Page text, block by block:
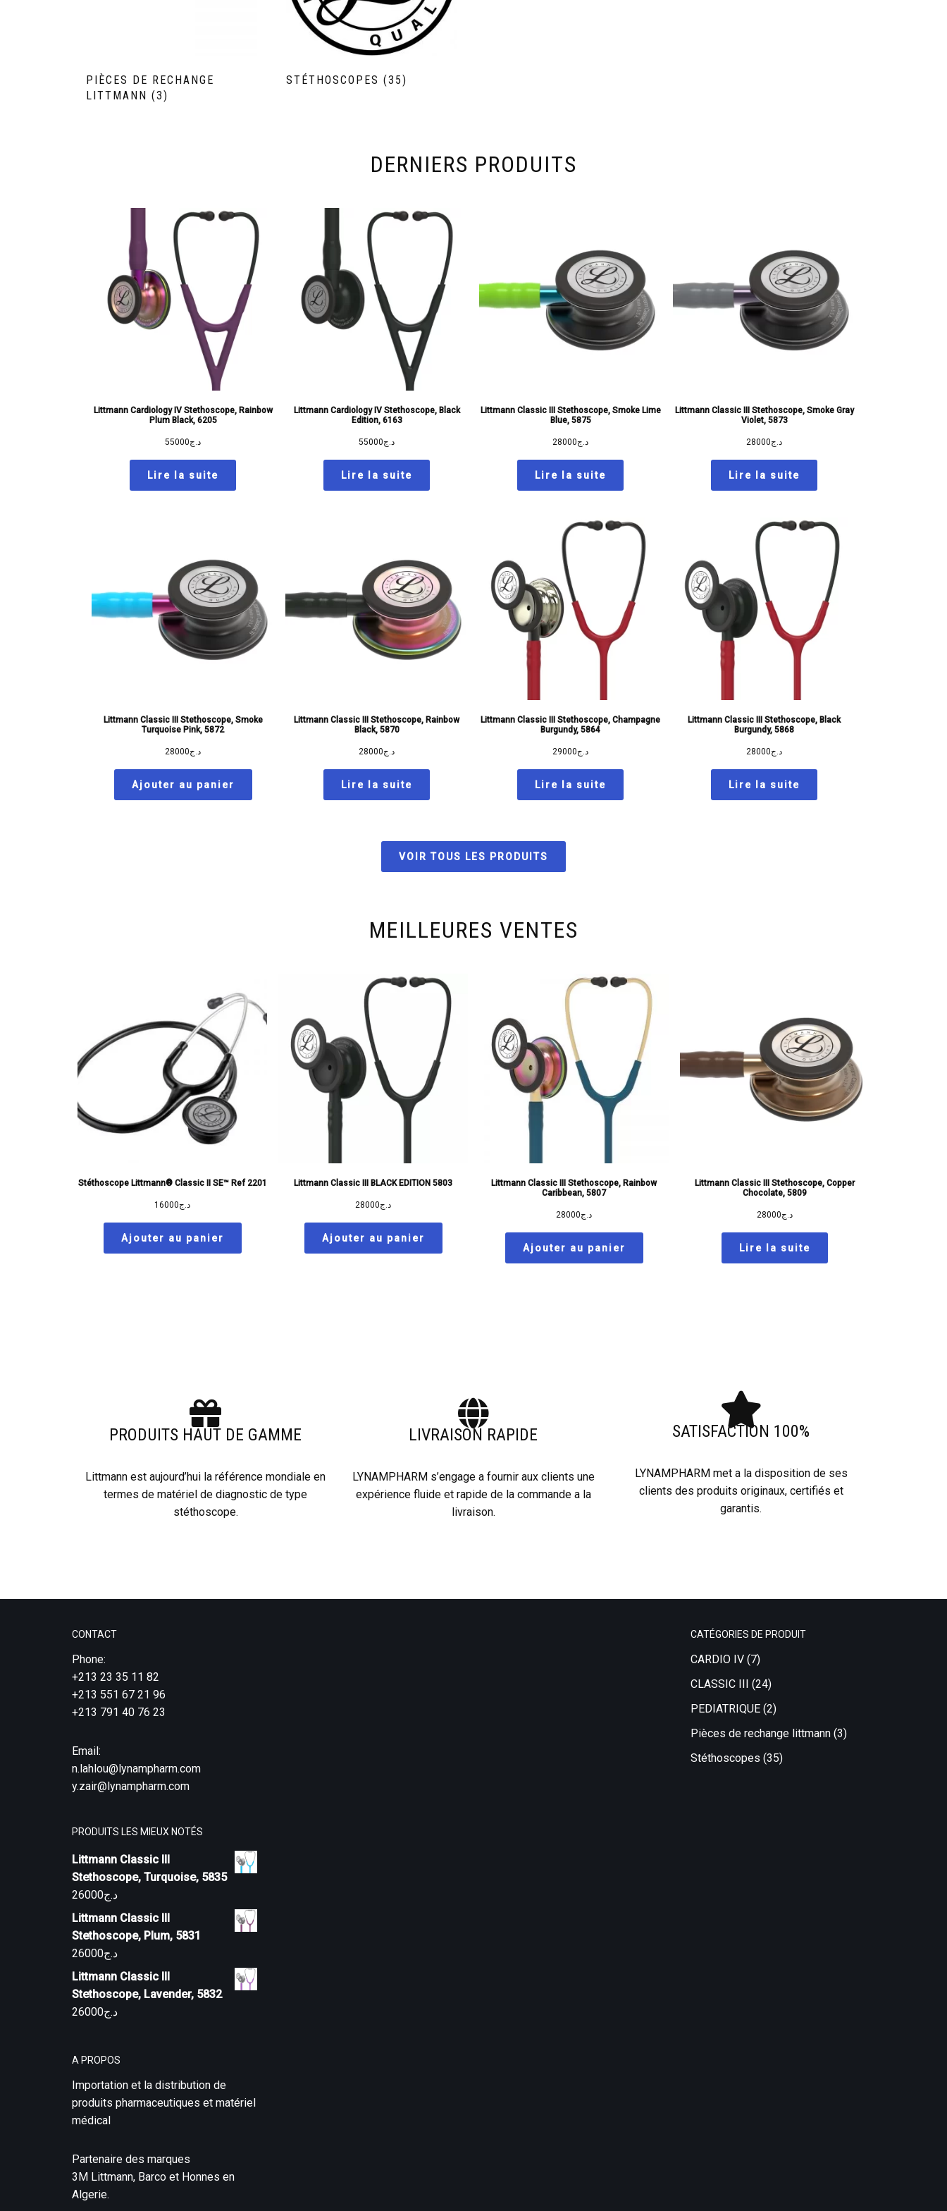
PIÈCES DE RECHANGE
LITTMANN (3)
STÉTHOSCOPES(35)
DERNIERS PRODUITS
Littmann Cardiology IV Stethoscope, Rainbow
Plum Black, 6205
د.ج55000
Lire la suite
Littmann Cardiology IV Stethoscope, Black
Edition, 6163
د.ج55000
Lire la suite
Littmann Classic III Stethoscope, Smoke Lime
Blue, 5875
د.ج28000
Lire la suite
Littmann Classic III Stethoscope, Smoke Gray
Violet, 5873
د.ج28000
Lire la suite
Littmann Classic III Stethoscope, Smoke
Turquoise Pink, 5872
د.ج28000
Ajouter au panier
Littmann Classic III Stethoscope, Rainbow
Black, 5870
د.ج28000
Lire la suite
Littmann Classic III Stethoscope, Champagne
Burgundy, 5864
د.ج29000
Lire la suite
Littmann Classic III Stethoscope, Black
Burgundy, 5868
د.ج28000
Lire la suite
VOIR TOUS LES PRODUITS
MEILLEURES VENTES
Stéthoscope Littmann® Classic II SE™ Ref 2201
د.ج16000
Ajouter au panier
Littmann Classic III BLACK EDITION 5803
د.ج28000
Ajouter au panier
Littmann Classic III Stethoscope, Rainbow
Caribbean, 5807
د.ج28000
Ajouter au panier
Littmann Classic III Stethoscope, Copper
Chocolate, 5809
د.ج28000
Lire la suite
PRODUITS HAUT DE GAMME
Littmann est aujourd’hui la référence mondiale en
termes de matériel de diagnostic de type
stéthoscope.
LIVRAISON RAPIDE
LYNAMPHARM s’engage a fournir aux clients une
expérience fluide et rapide de la commande a la
livraison.
SATISFACTION 100%
LYNAMPHARM met a la disposition de ses
clients des produits originaux, certifiés et
garantis.
CONTACT
Phone:
+213 23 35 11 82
+213 551 67 21 96
+213 791 40 76 23
Email:
n.lahlou@lynampharm.com
y.zair@lynampharm.com
PRODUITS LES MIEUX NOTÉS
Littmann Classic III
Stethoscope, Turquoise, 5835
د.ج26000
Littmann Classic III
Stethoscope, Plum, 5831
د.ج26000
Littmann Classic III
Stethoscope, Lavender, 5832
د.ج26000
A PROPOS
Importation et la distribution de
produits pharmaceutiques et matériel
médical
Partenaire des marques
3M Littmann, Barco et Honnes en
Algerie.
CATÉGORIES DE PRODUIT
CARDIO IV (7)
CLASSIC III (24)
PEDIATRIQUE (2)
Pièces de rechange littmann (3)
Stéthoscopes (35)